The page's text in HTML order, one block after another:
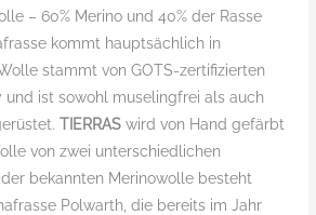
– 60% Merino und 40% der Rasse
kommt hauptsächlich in
stammt von GOTS-zertifizierten
und ist sowohl muselingfrei als auch
TIERRAS wird von Hand gefärbt
von zwei unterschiedlichen
bekannten Merinowolle besteht
Polwarth, die bereits im Jahr